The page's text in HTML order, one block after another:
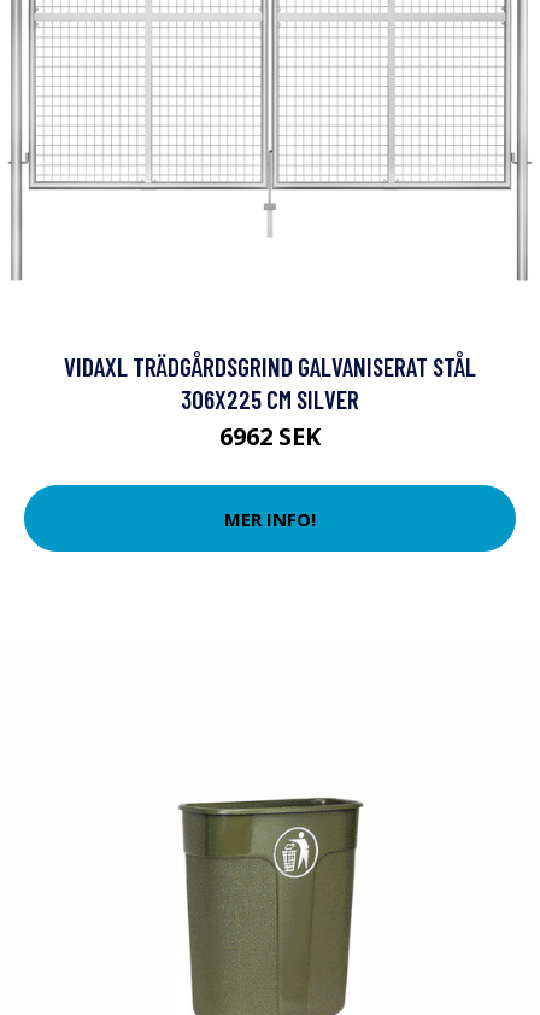
VIDAXL TRÄDGÅRDSGRIND GALVANISERAT STÅL
306X225 CM SILVER
6962 SEK
MER INFO!